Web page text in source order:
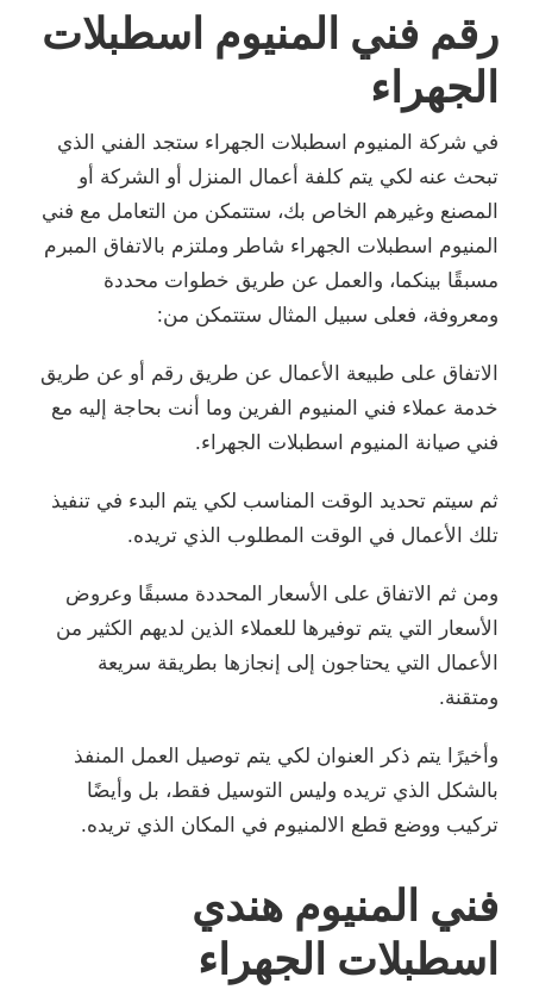
رقم فني المنيوم اسطبلات
الجهراء
في شركة المنيوم اسطبلات الجهراء ستجد الفني الذي
تبحث عنه لكي يتم كلفة أعمال المنزل أو الشركة أو
المصنع وغيرهم الخاص بك، ستتمكن من التعامل مع فني
المنيوم اسطبلات الجهراء شاطر وملتزم بالاتفاق المبرم
مسبقًا بينكما، والعمل عن طريق خطوات محددة
ومعروفة، فعلى سبيل المثال ستتمكن من:
الاتفاق على طبيعة الأعمال عن طريق رقم أو عن طريق
خدمة عملاء فني المنيوم الفرين وما أنت بحاجة إليه مع
فني صيانة المنيوم اسطبلات الجهراء.
ثم سيتم تحديد الوقت المناسب لكي يتم البدء في تنفيذ
تلك الأعمال في الوقت المطلوب الذي تريده.
ومن ثم الاتفاق على الأسعار المحددة مسبقًا وعروض
الأسعار التي يتم توفيرها للعملاء الذين لديهم الكثير من
الأعمال التي يحتاجون إلى إنجازها بطريقة سريعة
ومتقنة.
وأخيرًا يتم ذكر العنوان لكي يتم توصيل العمل المنفذ
بالشكل الذي تريده وليس التوسيل فقط، بل وأيضًا
تركيب ووضع قطع الالمنيوم في المكان الذي تريده.
فني المنيوم هندي
اسطبلات الجهراء